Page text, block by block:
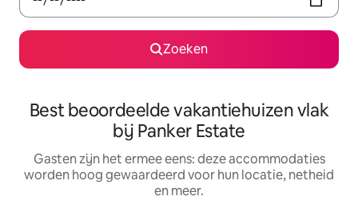
Zoeken
Best beoordeelde vakantiehuizen vlak
bij Panker Estate
Gasten zijn het ermee eens: deze accommodaties
worden hoog gewaardeerd voor hun locatie, netheid
en meer.